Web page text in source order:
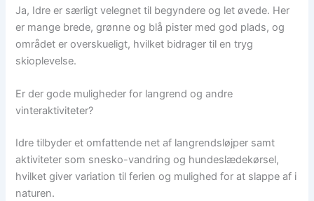
Ja, Idre er særligt velegnet til begyndere og let øvede. Her
er mange brede, grønne og blå pister med god plads, og
området er overskueligt, hvilket bidrager til en tryg
skioplevelse.
Er der gode muligheder for langrend og andre
vinteraktiviteter?
Idre tilbyder et omfattende net af langrendsløjper samt
aktiviteter som snesko-vandring og hundeslædekørsel,
hvilket giver variation til ferien og mulighed for at slappe af i
naturen.